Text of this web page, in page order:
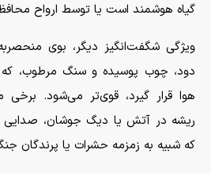
گیاه هوشمند است یا توسط ارواح
ویژگی شگفت‌انگیز دیگر، بوی
دود، چوب پوسیده و سنگ مرطوب،
هوا قرار گیرد، قوی‌تر می‌شود. برخی
ریشه در آتش یا دیگ جوشان، صدایی
که شبیه به زمزمه حشرات یا پرندگان